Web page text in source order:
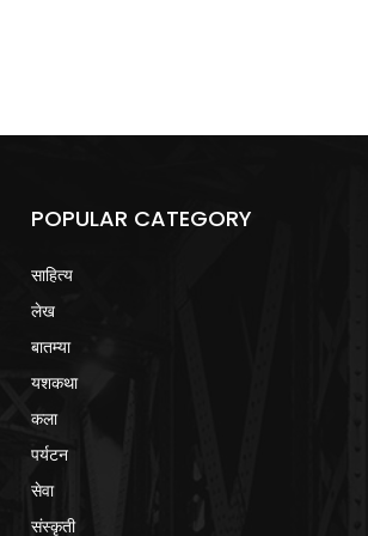
POPULAR CATEGORY
साहित्य
लेख
बातम्या
यशकथा
कला
पर्यटन
सेवा
संस्कृती